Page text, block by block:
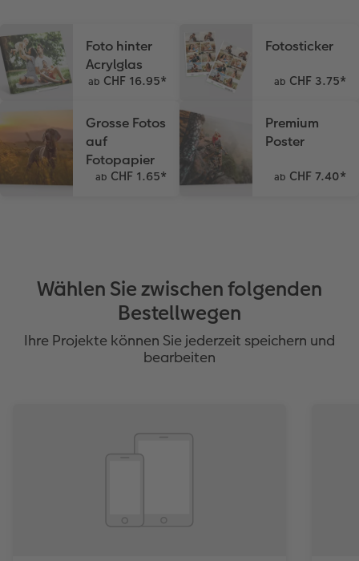
Foto hinter
Acrylglas
ab CHF 16.95*
Fotosticker
ab CHF 3.75*
Grosse Fotos
auf
Fotopapier
ab CHF 1.65*
Premium
Poster
ab CHF 7.40*
Wählen Sie zwischen folgenden
Bestellwegen
Ihre Projekte können Sie jederzeit speichern und
bearbeiten